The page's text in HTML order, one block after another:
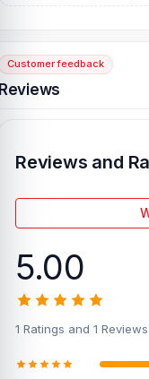
vc_column][/vc_row]
Customer feedback
Reviews and
5.00
1 Ratings and 1 Reviews